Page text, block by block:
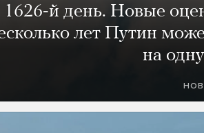
1626-й день. Новые
лет Путин
на